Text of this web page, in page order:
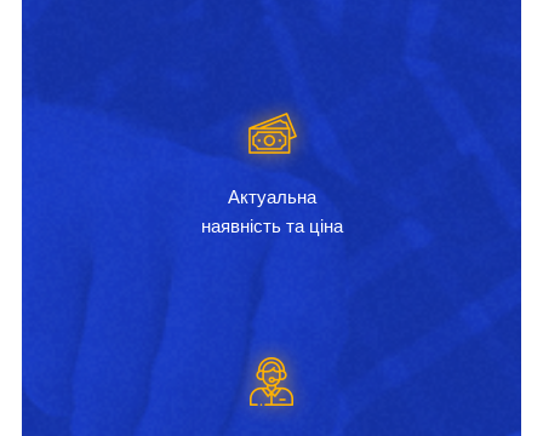
Актуальна
наявність та ціна